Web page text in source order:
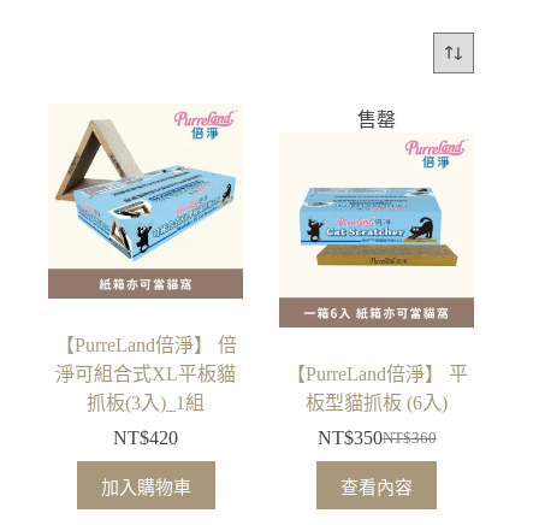
【PurreLand倍淨】 倍
淨可組合式XL平板貓
抓板(3入)_1組
NT$420
加入購物車
售罄
【PurreLand倍淨】 平
板型貓抓板 (6入)
NT$360
始
價
NT$350
前
價
查看內容